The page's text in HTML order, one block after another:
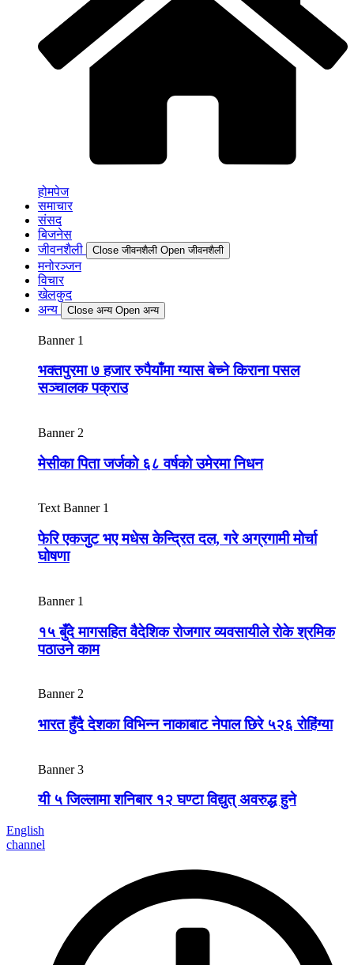
होमपेज
समाचार
संसद
बिजनेस
जीवनशैली
Close जीवनशैली Open जीवनशैली
मनोरञ्जन
विचार
खेलकुद
अन्य
Close अन्य Open अन्य
Banner 1
भक्तपुरमा ७ हजार रुपैयाँमा ग्यास बेच्ने किराना पसल
सञ्चालक पक्राउ
Banner 2
मेसीका पिता जर्जको ६८ वर्षको उमेरमा निधन
Text Banner 1
फेरि एकजुट भए मधेस केन्द्रित दल, गरे अग्रगामी मोर्चा
घोषणा
Banner 1
१५ बुँदे मागसहित वैदेशिक रोजगार व्यवसायीले रोके श्रमिक
पठाउने काम
Banner 2
भारत हुँदै देशका विभिन्न नाकाबाट नेपाल छिरे ५२६ रोहिंग्या
Banner 3
यी ५ जिल्लामा शनिबार १२ घण्टा विद्युत् अवरुद्ध हुने
English
channel